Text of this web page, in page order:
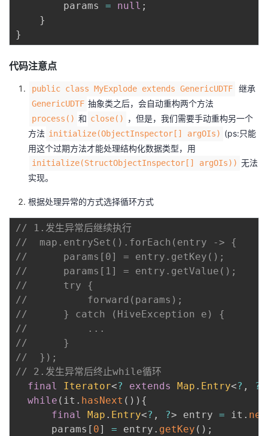
        params
= null ;
}
}
代码注意点
public class MyExplode extends GenericUDTF 继承
GenericUDTF 抽象类之后，会自动重构两个方法
process() 和 close()
，但是，我们需要手动重构另一个
方法 initialize(ObjectInspector[] argOIs) (ps:只能
用这个过期方法才能处理结构化数据类型，用
initialize(StructObjectInspector[] argOIs)) 无法
实现。
根据处理异常的方式选择循环方式
// 1.发生异常后继续执行
//  map.entrySet().forEach(entry -> {
//      params[0] = entry.getKey();
//      params[1] = entry.getValue();
//      try {
//          forward(params);
//      } catch (HiveException e) {
//          ...
//      }
//  });
// 2.发生异常后终止while循环
final
Iterator<? extends Map . Entry<? , ?
while ( it . hasNext ( ) ) {
final
Map . Entry<? , ?> entry = it .
      params
[ 0] = entry . getKey ( ) ;